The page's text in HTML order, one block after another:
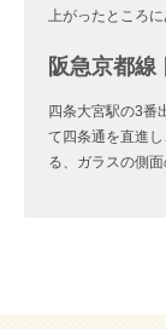
上がったところに
阪急京都線
四条大宮駅の3番
て四条通を直進
る、ガラスの側面